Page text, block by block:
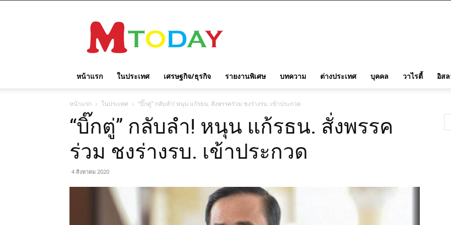
TODAY
หน้าแรก ในประเทศ เศรษฐกิจ/ธุรกิจ รายงานพิเศษ บทความ ต่างประเทศ บุคคล วาไรตี้ อิส
หน้าแรก ในประเทศ “บิ๊กตู่” กลับลำ! หนุน แก้รธน. สั่งพรรคร่วม ชงร่างรบ. เข้าประกวด
“บิ๊กตู่” กลับลำ! หนุน แก้รธน. สั่งพรรค
ร่วม ชงร่างรบ. เข้าประกวด
4 สิงหาคม 2020